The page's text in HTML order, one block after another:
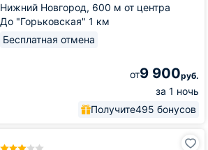
Нижний Новгород, 600 м от центра
До "Горьковская" 1 км
Бесплатная отмена
от9 900руб.
за 1 ночь
Получите495 бонусов